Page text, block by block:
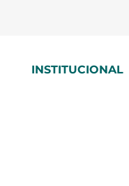
INSTITUCIONAL